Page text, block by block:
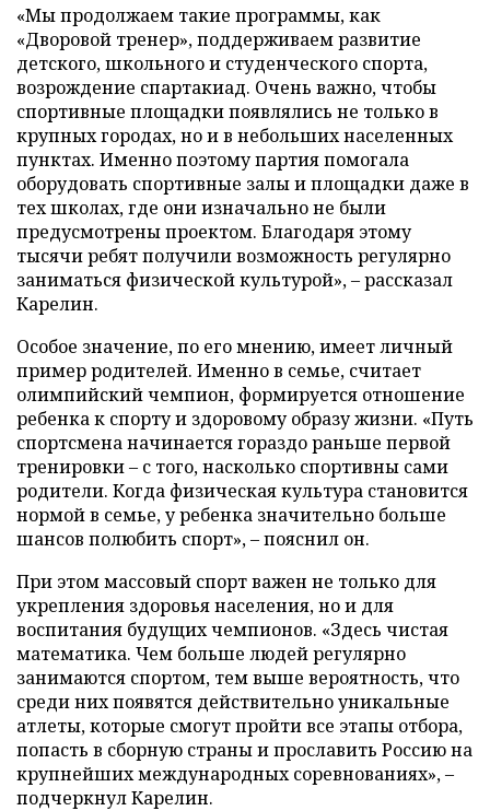
«Мы продолжаем такие программы, как
«Дворовой тренер», поддерживаем развитие
детского, школьного и студенческого спорта,
возрождение спартакиад. Очень важно, чтобы
спортивные площадки появлялись не только в
крупных городах, но и в небольших населенных
пунктах. Именно поэтому партия помогала
оборудовать спортивные залы и площадки даже в
тех школах, где они изначально не были
предусмотрены проектом. Благодаря этому
тысячи ребят получили возможность регулярно
заниматься физической культурой», – рассказал
Карелин.
Особое значение, по его мнению, имеет личный
пример родителей. Именно в семье, считает
олимпийский чемпион, формируется отношение
ребенка к спорту и здоровому образу жизни. «Путь
спортсмена начинается гораздо раньше первой
тренировки – с того, насколько спортивны сами
родители. Когда физическая культура становится
нормой в семье, у ребенка значительно больше
шансов полюбить спорт», – пояснил он.
При этом массовый спорт важен не только для
укрепления здоровья населения, но и для
воспитания будущих чемпионов. «Здесь чистая
математика. Чем больше людей регулярно
занимаются спортом, тем выше вероятность, что
среди них появятся действительно уникальные
атлеты, которые смогут пройти все этапы отбора,
попасть в сборную страны и прославить Россию на
крупнейших международных соревнованиях», –
подчеркнул Карелин.